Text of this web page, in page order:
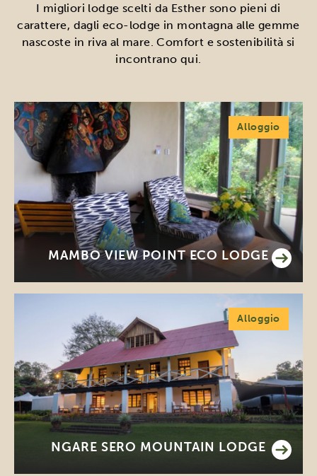
I migliori lodge scelti da Esther sono pieni di
carattere, dagli eco-lodge in montagna alle gemme
nascoste in riva al mare. Comfort e sostenibilità si
incontrano qui.
Alloggio
MAMBO VIEW POINT ECO LODGE
Alloggio
NGARE SERO MOUNTAIN LODGE